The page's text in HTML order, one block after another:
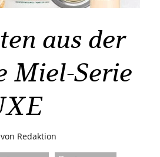
aus der
Miel-Serie
von Redaktion